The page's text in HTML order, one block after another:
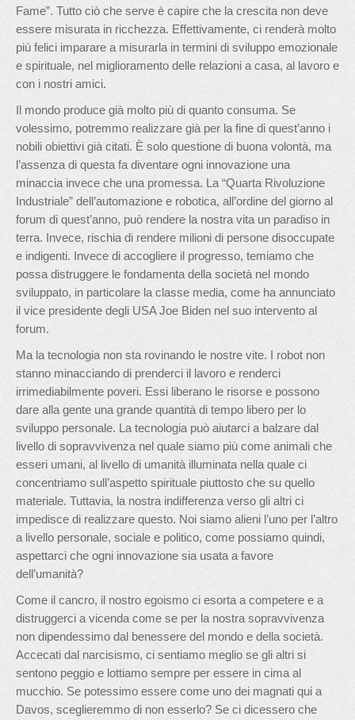
Fame”. Tutto ciò che serve è capire che la crescita non deve
essere misurata in ricchezza. Effettivamente, ci renderà molto
più felici imparare a misurarla in termini di sviluppo emozionale
e spirituale, nel miglioramento delle relazioni a casa, al lavoro e
con i nostri amici.
Il mondo produce già molto più di quanto consuma. Se
volessimo, potremmo realizzare già per la fine di quest’anno i
nobili obiettivi già citati. È solo questione di buona volontà, ma
l’assenza di questa fa diventare ogni innovazione una
minaccia invece che una promessa. La “Quarta Rivoluzione
Industriale” dell’automazione e robotica, all’ordine del giorno al
forum di quest’anno, può rendere la nostra vita un paradiso in
terra. Invece, rischia di rendere milioni di persone disoccupate
e indigenti. Invece di accogliere il progresso, temiamo che
possa distruggere le fondamenta della società nel mondo
sviluppato, in particolare la classe media, come ha annunciato
il vice presidente degli USA Joe Biden nel suo intervento al
forum.
Ma la tecnologia non sta rovinando le nostre vite. I robot non
stanno minacciando di prenderci il lavoro e renderci
irrimediabilmente poveri. Essi liberano le risorse e possono
dare alla gente una grande quantità di tempo libero per lo
sviluppo personale. La tecnologia può aiutarci a balzare dal
livello di sopravvivenza nel quale siamo più come animali che
esseri umani, al livello di umanità illuminata nella quale ci
concentriamo sull’aspetto spirituale piuttosto che su quello
materiale. Tuttavia, la nostra indifferenza verso gli altri ci
impedisce di realizzare questo. Noi siamo alieni l’uno per l’altro
a livello personale, sociale e politico, come possiamo quindi,
aspettarci che ogni innovazione sia usata a favore
dell’umanità?
Come il cancro, il nostro egoismo ci esorta a competere e a
distruggerci a vicenda come se per la nostra sopravvivenza
non dipendessimo dal benessere del mondo e della società.
Accecati dal narcisismo, ci sentiamo meglio se gli altri si
sentono peggio e lottiamo sempre per essere in cima al
mucchio. Se potessimo essere come uno dei magnati qui a
Davos, sceglieremmo di non esserlo? Se ci dicessero che